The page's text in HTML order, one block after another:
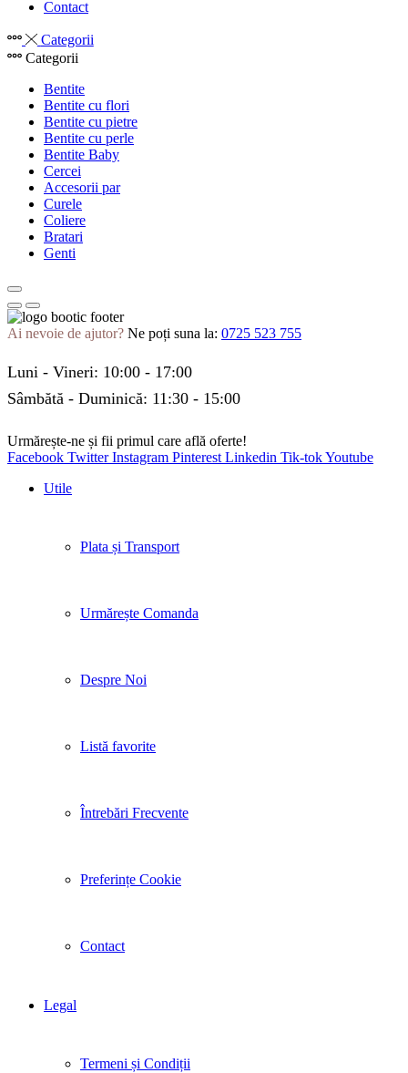
Contact
Categorii
Categorii
Bentite
Bentite cu flori
Bentite cu pietre
Bentite cu perle
Bentite Baby
Cercei
Accesorii par
Curele
Coliere
Bratari
Genti
Ai nevoie de ajutor? Ne poți suna la: 0725 523 755
Luni - Vineri: 10:00 - 17:00
Sâmbătă - Duminică: 11:30 - 15:00
Urmărește-ne și fii primul care află oferte!
Facebook Twitter Instagram Pinterest Linkedin Tik-tokYoutube
Utile
Plata și Transport
Urmărește Comanda
Despre Noi
Listă favorite
Întrebări Frecvente
Preferințe Cookie
Contact
Legal
Termeni și Condiții